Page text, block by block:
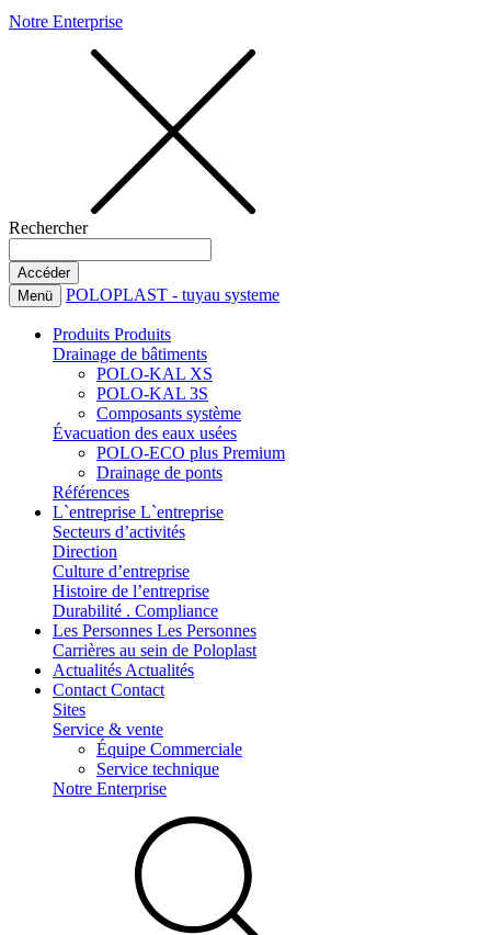
Notre Enterprise
Rechercher
Menü POLOPLAST - tuyau systeme
Produits Produits
Drainage de bâtiments
POLO-KAL XS
POLO-KAL 3S
Composants système
Évacuation des eaux usées
POLO-ECO plus Premium
Drainage de ponts
Références
L`entreprise L`entreprise
Secteurs d’activités
Direction
Culture d’entreprise
Histoire de l’entreprise
Durabilité . Compliance
Les Personnes Les Personnes
Carrières au sein de Poloplast
Actualités Actualités
Contact Contact
Sites
Service & vente
Équipe Commerciale
Service technique
Notre Enterprise